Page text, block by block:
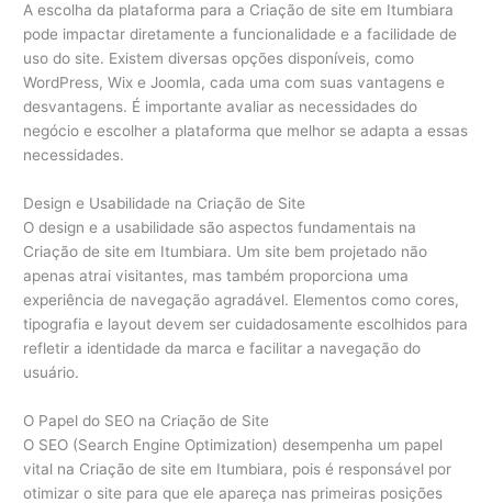
A escolha da plataforma para a Criação de site em Itumbiara
pode impactar diretamente a funcionalidade e a facilidade de
uso do site. Existem diversas opções disponíveis, como
WordPress, Wix e Joomla, cada uma com suas vantagens e
desvantagens. É importante avaliar as necessidades do
negócio e escolher a plataforma que melhor se adapta a essas
necessidades.
Design e Usabilidade na Criação de Site
O design e a usabilidade são aspectos fundamentais na
Criação de site em Itumbiara. Um site bem projetado não
apenas atrai visitantes, mas também proporciona uma
experiência de navegação agradável. Elementos como cores,
tipografia e layout devem ser cuidadosamente escolhidos para
refletir a identidade da marca e facilitar a navegação do
usuário.
O Papel do SEO na Criação de Site
O SEO (Search Engine Optimization) desempenha um papel
vital na Criação de site em Itumbiara, pois é responsável por
otimizar o site para que ele apareça nas primeiras posições